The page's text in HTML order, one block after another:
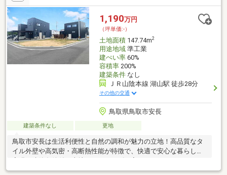
1,190万円
（坪単価:-）
土地面積147.74m2
用途地域準工業
建ぺい率60%
容積率200%
建築条件なし
ＪＲ山陰本線 湖山駅 徒歩28分
その他の交通
鳥取県鳥取市安長
建築条件なし 更地
鳥取市安長は生活利便性と自然の調和が魅力の立地！高品質なタ
イル外壁や高気密・高断熱性能が特徴で、快適で安心な暮らしを
す！お気軽にご相談下さいハウジング・スタッフ(株)0852-67-